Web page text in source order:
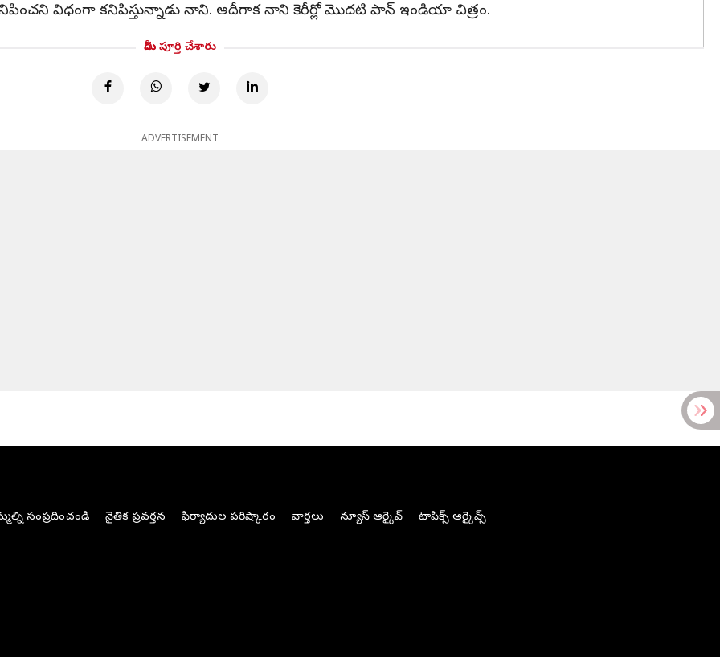
విధంగా కనిపిస్తున్నాడు నాని. అదీగాక నాని కెరీర్లో మొదటి పాన్ ఇండియా చిత్రం.
మీరు పూర్తి చేశారు
ADVERTISEMENT
సంప్రదించండి నైతిక ప్రవర్తన ఫిర్యాదుల పరిష్కారం వార్తలు న్యూస్ ఆర్కైవ్ టాపిక్స్ ఆర్కైవ్స్